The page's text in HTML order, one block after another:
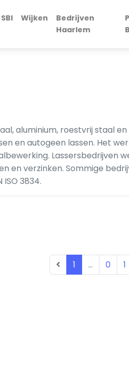
SBI Wijken
Bedrijven
Haarlem
aluminium, roestvrij staal
en autogeen lassen. Het
Lassersbedrijven
en verzinken. Sommige
3834.
1 ... 0 1